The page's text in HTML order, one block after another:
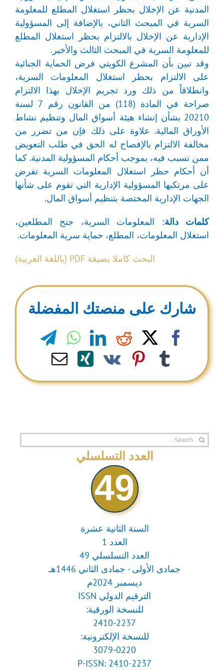
المدنية عن الإخلال بحظر استغلال المطلع للمعلومة
السرية في المبحث الثاني، بالإضافة إلى المسؤولية
الإدارية عن الإخلال بالالتزام بحظر استغلال المطلع
للمعلومة السرية في المبحث الثالث والأخير.
وقد تبين بأن المشرع الكويتي فرض الحماية الجنائية
على الالتزام بحظر استغلال المعلومات السرية،
وانطلاقاً من ذلك ورد تجريم الإخلال بهذا الالتزام
صراحة في المادة (118) من القانون رقم 7 لسنة
20210 بشأن إنشاء هيئة أسواق المال وتنظيم نشاط
الأوراق المالية. علاوة على ذلك فإن من تضرر من
مخالفة الالتزام بالإفصاح له الحق في طلب التعويض
ممن تسبب فيه، بموجب أحكام المسؤولية المدنية. كما
أن أحكام حظر استغلال المعلومات السرية تفرض
على مرتكبها المسؤولية الإدارية التي تقوم على شأنها
الجهات الإدارية المختصة بتنظيم أسواق المال.
كلمات دالة: المعلومات السرية، جنح المطلعين،
استغلال المعلومات، المطلع، حماية سرية المعلومات.
البحث كاملا بصيغة PDF (باللغة العربية)
شارك على منصتك المفضلة
Facebook
X
Reddit
LinkedIn
Tumblr
Pinterest
Vk
Xing
Email
Search
العدد التسلسلي
49
السنة الثانية عشرة
العدد 1
العدد التسلسلي 49
جمادى الأولى - جمادى الثاني 1446هـ
ديسمبر 2024م
الترقيم الدولي ISSN
للنسخة الورقية:
2410-2237
للنسخة الإلكترونية:
3079-0220
P-ISSN: 2410-2237